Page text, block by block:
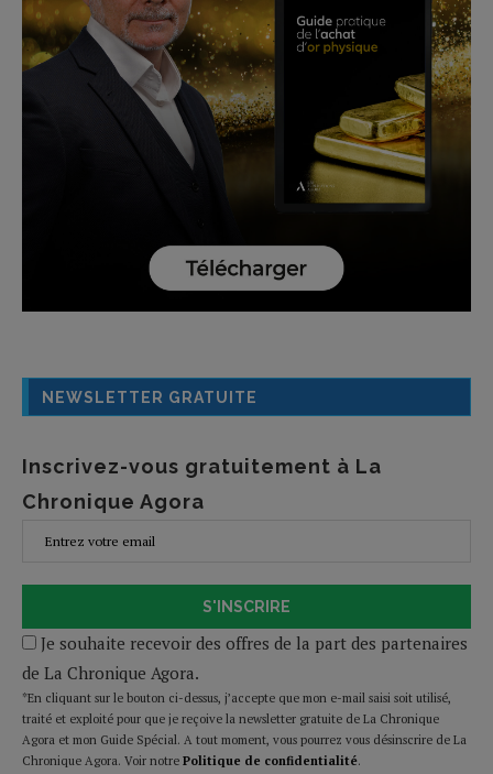
NEWSLETTER GRATUITE
Inscrivez-vous gratuitement à La
Chronique Agora
S'INSCRIRE
Je souhaite recevoir des offres de la part des partenaires
de La Chronique Agora.
*En cliquant sur le bouton ci-dessus, j’accepte que mon e-mail saisi soit utilisé,
traité et exploité pour que je reçoive la newsletter gratuite de La Chronique
Agora et mon Guide Spécial. A tout moment, vous pourrez vous désinscrire de La
Chronique Agora. Voir notre Politique de confidentialité.